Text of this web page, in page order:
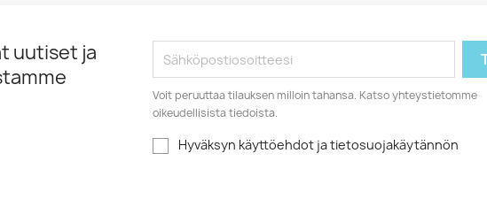
uutiset ja
Voit peruuttaa tilauksen milloin tahansa. Katso yhteystietomme
oikeudellisista tiedoista.
Hyväksyn käyttöehdot ja tietosuojakäytännön